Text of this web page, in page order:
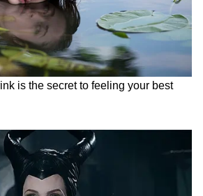
यात्रा अनगिनत युवा भारतीयों
को आगे बढ़ाने के लिए
होती'
अपनी यात्रा पर विचार करते
"लोगों ने 40 की उम्र के बाद एमएमए
पर सवाल उठाया, लेकिन मैं यह
था कि जुनून की कोई उम्र नहीं होती।